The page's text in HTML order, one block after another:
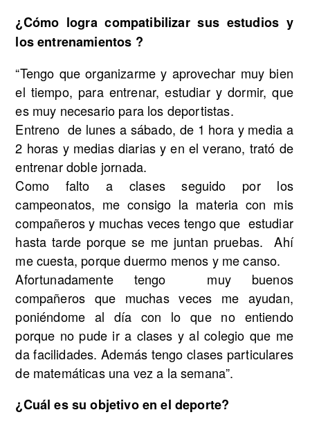
¿Cómo logra compatibilizar sus estudios y
los entrenamientos ?
“Tengo que organizarme y aprovechar muy bien
el tiempo, para entrenar, estudiar y dormir, que
es muy necesario para los deportistas.
Entreno de lunes a sábado, de 1 hora y media a
2 horas y medias diarias y en el verano, trató de
entrenar doble jornada.
Como falto a clases seguido por los
campeonatos, me consigo la materia con mis
compañeros y muchas veces tengo que estudiar
hasta tarde porque se me juntan pruebas. Ahí
me cuesta, porque duermo menos y me canso.
Afortunadamente tengo muy buenos
compañeros que muchas veces me ayudan,
poniéndome al día con lo que no entiendo
porque no pude ir a clases y al colegio que me
da facilidades. Además tengo clases particulares
de matemáticas una vez a la semana”.
¿Cuál es su objetivo en el deporte?